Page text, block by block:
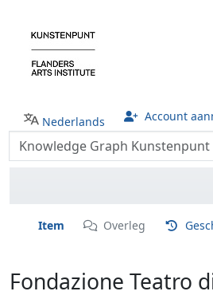
Nederlands Account
Item Overleg
Fondazione Teatro